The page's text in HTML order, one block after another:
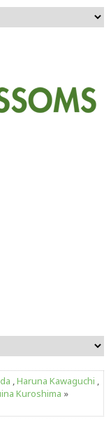
,Haruna Kawaguchi ,
Kuroshima »